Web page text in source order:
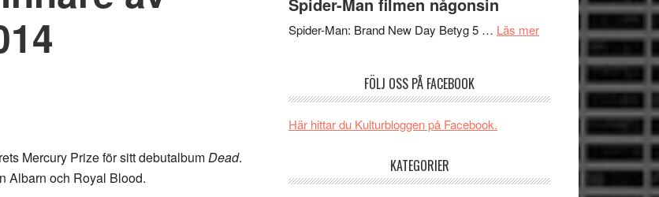
Mercury Prize för sitt debutalbumDead.
Albarn och Royal Blood.
mörker
skådespelare
ARNE
GOES
världspremiär
i
Spider-Man: Brand New Day Betyg 5 … Läs merom
Brand
kan
FÖLJ OSS PÅ FACEBOOK
Här hittar du Kulturbloggen på Facebook.
KATEGORIER